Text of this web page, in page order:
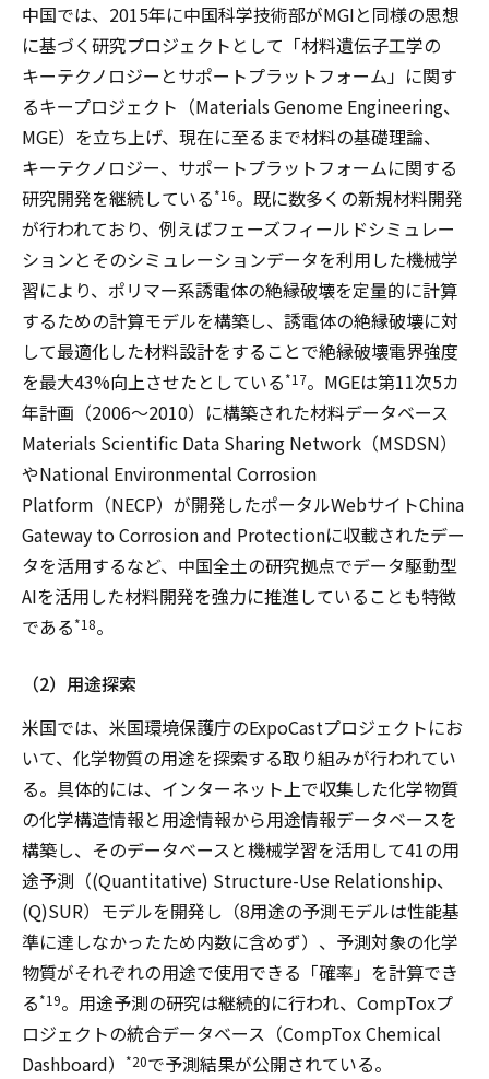
中国では、2015年に中国科学技術部がMGIと同様の思想
に基づく研究プロジェクトとして「材料遺伝子工学の
キーテクノロジーとサポートプラットフォーム」に関す
るキープロジェクト（Materials Genome Engineering、
MGE）を立ち上げ、現在に至るまで材料の基礎理論、
キーテクノロジー、サポートプラットフォームに関する
研究開発を継続している*16。既に数多くの新規材料開発
が行われており、例えばフェーズフィールドシミュレー
ションとそのシミュレーションデータを利用した機械学
習により、ポリマー系誘電体の絶縁破壊を定量的に計算
するための計算モデルを構築し、誘電体の絶縁破壊に対
して最適化した材料設計をすることで絶縁破壊電界強度
を最大43%向上させたとしている*17。MGEは第11次5カ
年計画（2006～2010）に構築された材料データベース
Materials Scientific Data Sharing Network（MSDSN）
やNational Environmental Corrosion
Platform（NECP）が開発したポータルWebサイトChina
Gateway to Corrosion and Protectionに収載されたデー
タを活用するなど、中国全土の研究拠点でデータ駆動型
AIを活用した材料開発を強力に推進していることも特徴
である*18。
（2）用途探索
米国では、米国環境保護庁のExpoCastプロジェクトにお
いて、化学物質の用途を探索する取り組みが行われてい
る。具体的には、インターネット上で収集した化学物質
の化学構造情報と用途情報から用途情報データベースを
構築し、そのデータベースと機械学習を活用して41の用
途予測（(Quantitative) Structure-Use Relationship、
(Q)SUR）モデルを開発し（8用途の予測モデルは性能基
準に達しなかったため内数に含めず）、予測対象の化学
物質がそれぞれの用途で使用できる「確率」を計算でき
る*19。用途予測の研究は継続的に行われ、CompToxプ
ロジェクトの統合データベース（CompTox Chemical
Dashboard）
*20で予測結果が公開されている。